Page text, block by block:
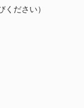
ください）